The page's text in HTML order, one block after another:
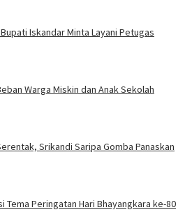
Iskandar Minta Layani Petugas
Warga Miskin dan Anak Sekolah
Srikandi Saripa Gomba Panaskan
Tema Peringatan Hari Bhayangkara ke-80